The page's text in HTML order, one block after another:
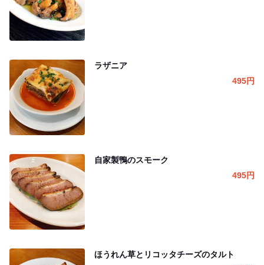
ラザニア
495円
自家製鴨のスモーク
495円
ほうれん草とリコッタチーズのタルト